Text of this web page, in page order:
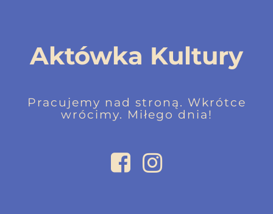
Aktówka Kultury
Pracujemy nad stroną. Wkrótce
wrócimy. Miłego dnia!